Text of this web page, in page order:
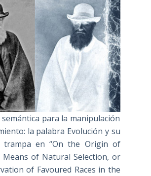
para la manipulación
la palabra Evolución y su
trampa en “On the Origin of
Means of Natural Selection, or
of Favoured Races in the